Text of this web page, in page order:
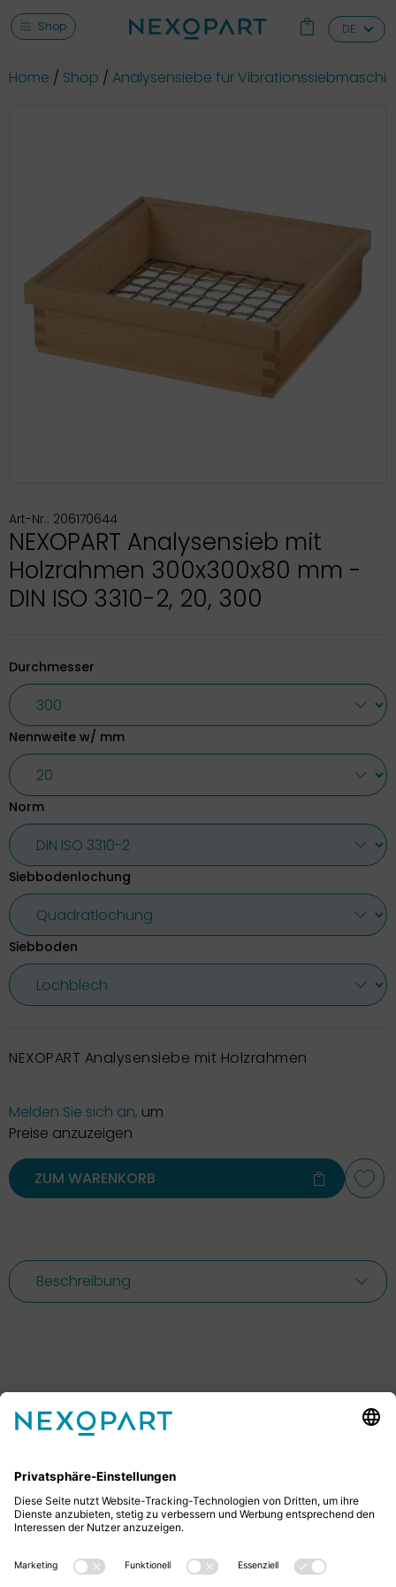
Shop DE
Home Shop Analysensiebe für
Art-Nr.: 206170644
NEXOPART Analysensieb mit
Holzrahmen 300x300x80 mm -
DIN ISO 3310-2, 20, 300
Durchmesser
Nennweite w/ mm
Norm
Siebbodenlochung
Siebboden
NEXOPART Analysensiebe mit Holzrahmen
Melden Sie sich an, um
Preise anzuzeigen
ZUM WARENKORB
Beschreibung
Ihr Kontakt zu uns.
schreiben uns eine E-Mail.
+49 2522 59084 0
sales@nexopart.com